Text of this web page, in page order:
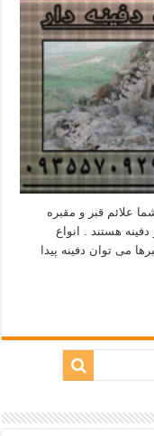
علائم قبر و مقبره
دفینه هستند . انواع
می توان دفینه پیدا